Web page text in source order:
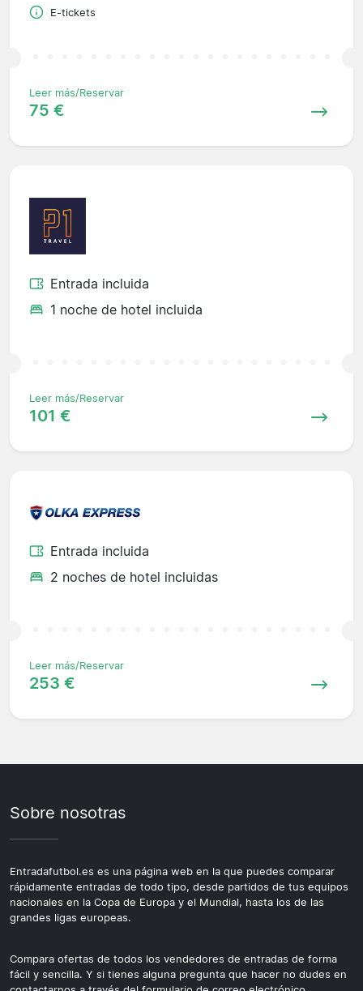
E-tickets
Leer más/Reservar
75 €
Entrada incluida
1 noche de hotel incluida
Leer más/Reservar
101 €
Entrada incluida
2 noches de hotel incluidas
Leer más/Reservar
253 €
Sobre nosotras
Entradafutbol.es es una página web en la que puedes comparar
rápidamente entradas de todo tipo, desde partidos de tus equipos
nacionales en la Copa de Europa y el Mundial, hasta los de las
grandes ligas europeas.
Compara ofertas de todos los vendedores de entradas de forma
fácil y sencilla. Y si tienes alguna pregunta que hacer no dudes en